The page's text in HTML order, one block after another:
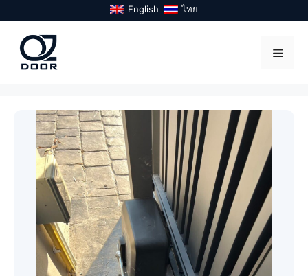
to
content
English ไทย